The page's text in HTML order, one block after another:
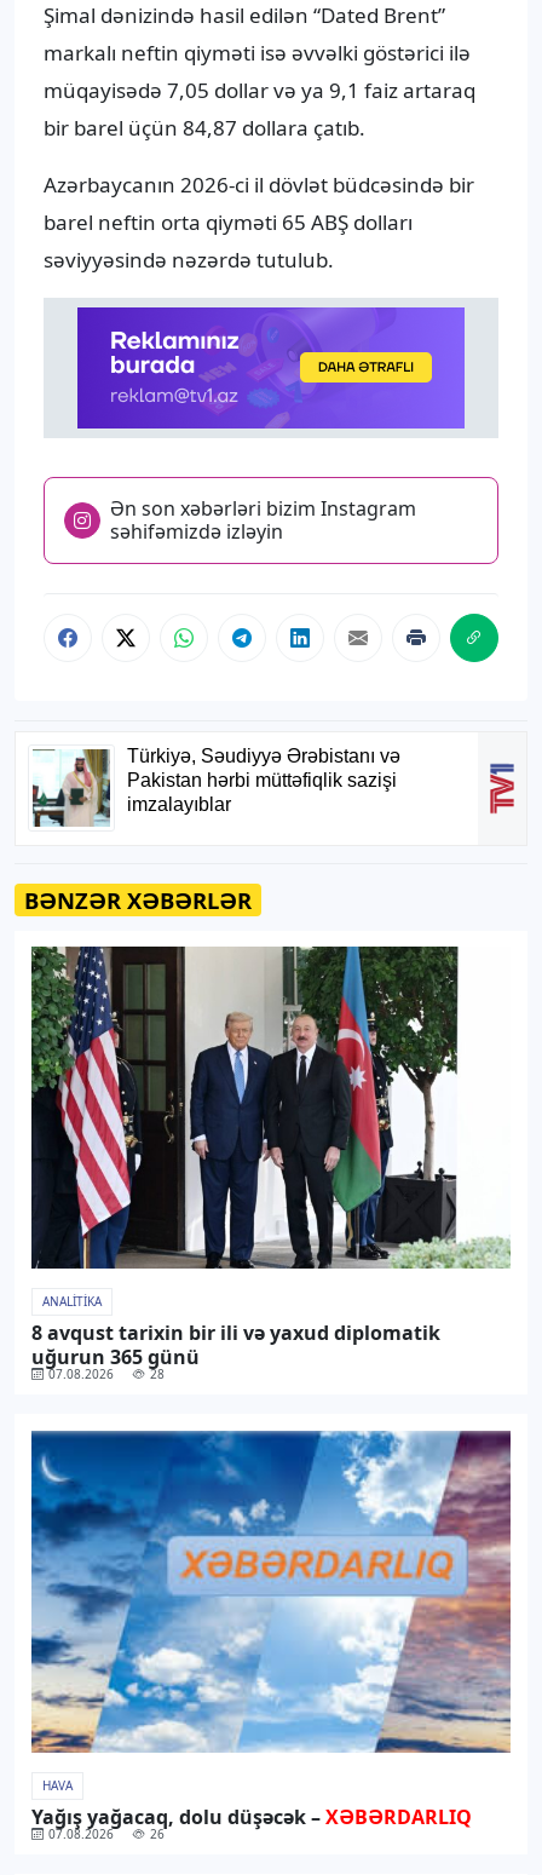
Şimal dənizində hasil edilən “Dated Brent”
markalı neftin qiyməti isə əvvəlki göstərici ilə
müqayisədə 7,05 dollar və ya 9,1 faiz artaraq
bir barel üçün 84,87 dollara çatıb.
Azərbaycanın 2026-ci il dövlət büdcəsində bir
barel neftin orta qiyməti 65 ABŞ dolları
səviyyəsində nəzərdə tutulub.
Ən son xəbərləri bizim Instagram
səhifəmizdə izləyin
BƏNZƏR XƏBƏRLƏR
ANALITIKA
8 avqust tarixin bir ili və yaxud diplomatik
uğurun 365 günü
07.08.2026 28
HAVA
Yağış yağacaq, dolu düşəcək –XƏBƏRDARLIQ
07.08.2026 26